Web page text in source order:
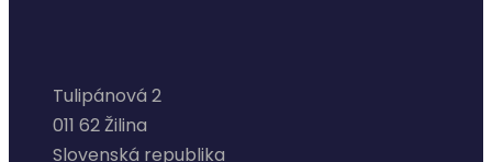
Tulipánová 2
011 62 Žilina
Slovenská republika